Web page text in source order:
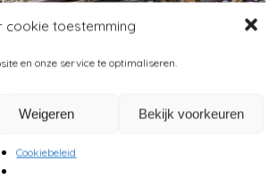
cookie toestemming
en onze service te optimaliseren.
Weigeren Bekijk voorkeuren
Cookiebeleid